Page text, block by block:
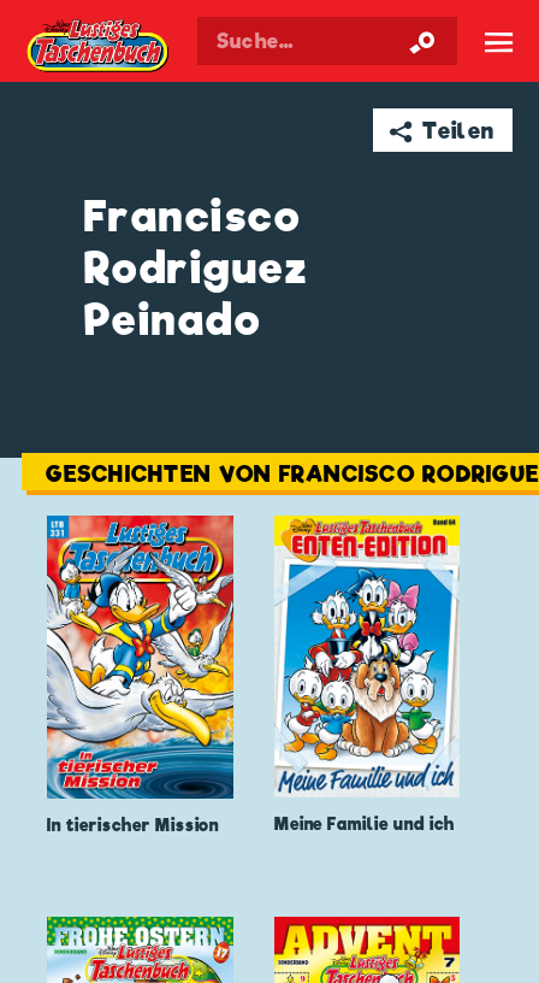
Walt Disneys Taschenbuch ☰
➦ Teilen
Francisco
Rodriguez
Peinado
GESCHICHTEN VON FRANCISCO
In tierischer Mission Meine Familie und ich